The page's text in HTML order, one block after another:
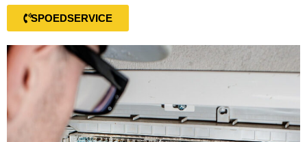
SPOEDSERVICE